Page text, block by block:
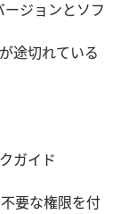
ジョンとソフ
途切れている
ガイド
要な権限を付